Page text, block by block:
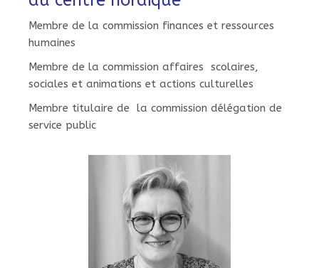
Membre de la commission finances et ressources
humaines
Membre de la commission affaires scolaires,
sociales et animations et actions culturelles
Membre titulaire de la commission délégation de
service public